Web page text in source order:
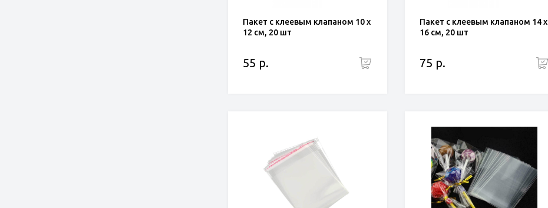
Пакет с клеевым клапаном 10 х
12 см, 20 шт
55 р.
Пакет с клеевым клапаном 14 х
16 см, 20 шт
75 р.